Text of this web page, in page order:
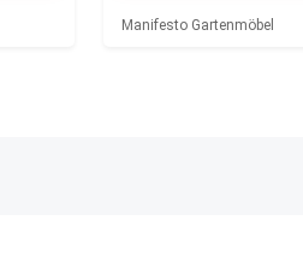
Manifesto Gartenmöbel